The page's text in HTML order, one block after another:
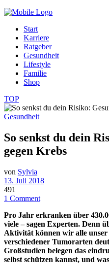
Start
Karriere
Ratgeber
Gesundheit
Lifestyle
Familie
Shop
TOP
Gesundheit
So senkst du dein
gegen Krebs
von Sylvia
13. Juli 2018
491
1 Comment
Pro Jahr erkranken über
viele – sagen Experten. Denn
Aktivität können wir alle
verschiedener Tumorarten
Großstudien belegen das
selbst schützen kannst, und